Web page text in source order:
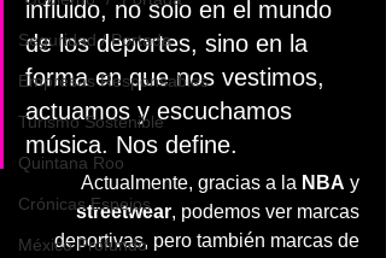
Seguridad / Portada
Empresas Responsables
Turismo Sostenible
Quintana Roo
Crónicas Espejos
México Profundo
influido, no solo en el mundo
de los deportes, sino en la
forma en que nos vestimos,
actuamos y escuchamos
música. Nos define.
Actualmente, gracias a la NBA y
streetwear, podemos ver marcas
deportivas, pero también marcas de